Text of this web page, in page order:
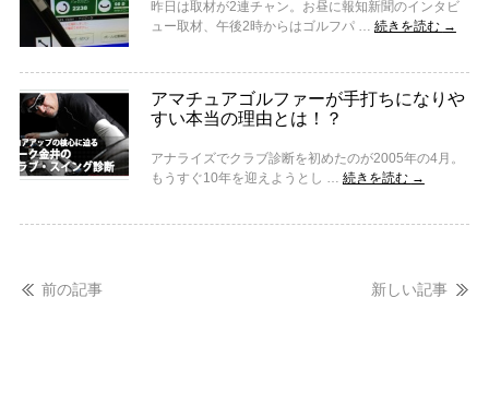
昨日は取材が2連チャン。お昼に報知新聞のインタビ
ュー取材、午後2時からはゴルフパ … 続きを読む →
アマチュアゴルファーが手打ちになりや
すい本当の理由とは！？
アナライズでクラブ診断を初めたのが2005年の4月。
もうすぐ10年を迎えようとし … 続きを読む →
前の記事 新しい記事